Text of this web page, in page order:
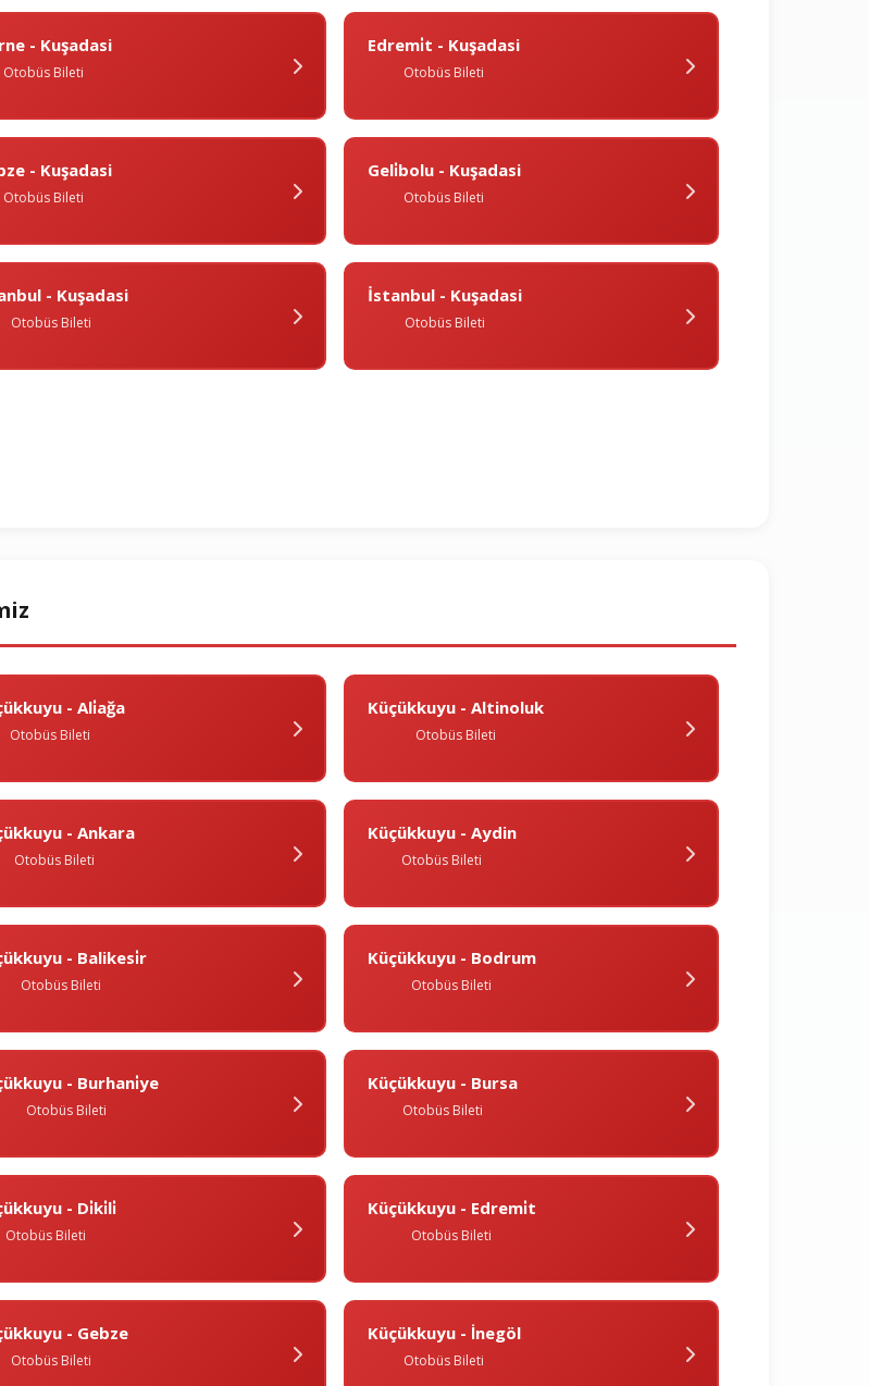
- Kuşadasi
Otobüs Bileti
Edremi̇t - Kuşadasi
Otobüs Bileti
- Kuşadasi
Otobüs Bileti
Geli̇bolu - Kuşadasi
Otobüs Bileti
- Kuşadasi
Otobüs Bileti
İstanbul - Kuşadasi
Otobüs Bileti
- Ali̇ağa
Otobüs Bileti
Küçükkuyu - Altinoluk
Otobüs Bileti
- Ankara
Otobüs Bileti
Küçükkuyu - Aydin
Otobüs Bileti
- Balikesi̇r
Otobüs Bileti
Küçükkuyu - Bodrum
Otobüs Bileti
- Burhani̇ye
Otobüs Bileti
Küçükkuyu - Bursa
Otobüs Bileti
- Di̇ki̇li̇
Otobüs Bileti
Küçükkuyu - Edremi̇t
Otobüs Bileti
- Gebze
Otobüs Bileti
Küçükkuyu - İnegöl
Otobüs Bileti